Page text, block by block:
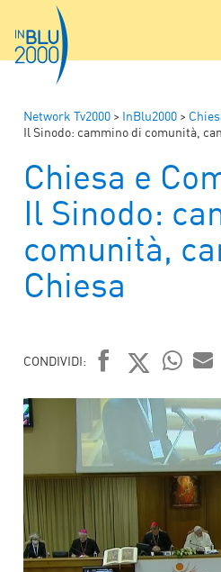
Network Tv2000 > InBlu2000 >
Il Sinodo: cammino di comunità,
Chiesa e
Il Sinodo:
comunità,
Chiesa
CONDIVIDI:
FACEBOOK
TWITTER